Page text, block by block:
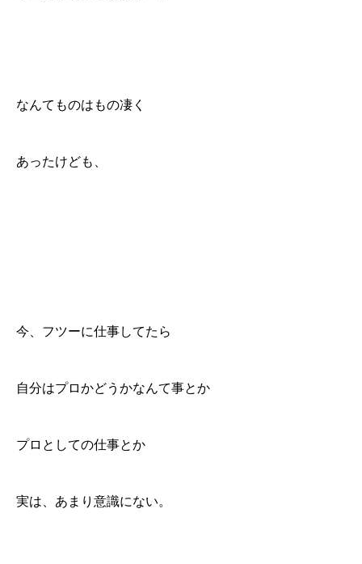
なんてものはもの凄く
あったけども、
今、フツーに仕事してたら
自分はプロかどうかなんて事とか
プロとしての仕事とか
実は、あまり意識にない。